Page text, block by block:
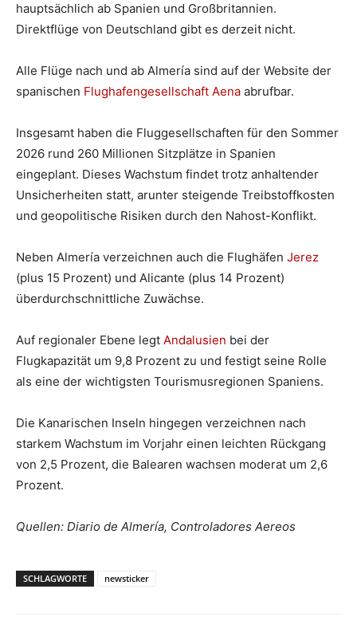
hauptsächlich ab Spanien und Großbritannien.
Direktflüge von Deutschland gibt es derzeit nicht.
Alle Flüge nach und ab Almería sind auf der Website der
spanischen Flughafengesellschaft Aena abrufbar.
Insgesamt haben die Fluggesellschaften für den Sommer
2026 rund 260 Millionen Sitzplätze in Spanien
eingeplant. Dieses Wachstum findet trotz anhaltender
Unsicherheiten statt, arunter steigende Treibstoffkosten
und geopolitische Risiken durch den Nahost-Konflikt.
Neben Almería verzeichnen auch die Flughäfen Jerez
(plus 15 Prozent) und Alicante (plus 14 Prozent)
überdurchschnittliche Zuwächse.
Auf regionaler Ebene legt Andalusien bei der
Flugkapazität um 9,8 Prozent zu und festigt seine Rolle
als eine der wichtigsten Tourismusregionen Spaniens.
Die Kanarischen Inseln hingegen verzeichnen nach
starkem Wachstum im Vorjahr einen leichten Rückgang
von 2,5 Prozent, die Balearen wachsen moderat um 2,6
Prozent.
Quellen: Diario de Almería, Controladores Aereos
SCHLAGWORTE newsticker